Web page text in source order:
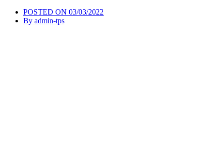
POSTED ON 03/03/2022
By admin-tps